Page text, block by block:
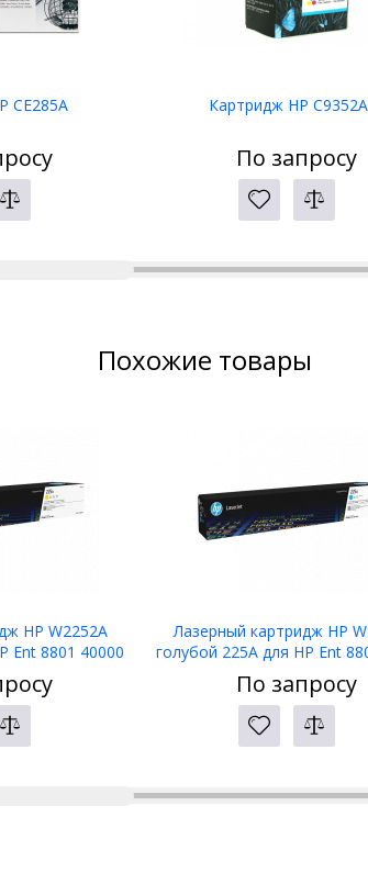
CE285A Картридж HP
По запросу
Похожие товары
HP W2252A
Ent 8801 40000
Лазерный картридж HP
голубой 225A для HP Ent
По запросу